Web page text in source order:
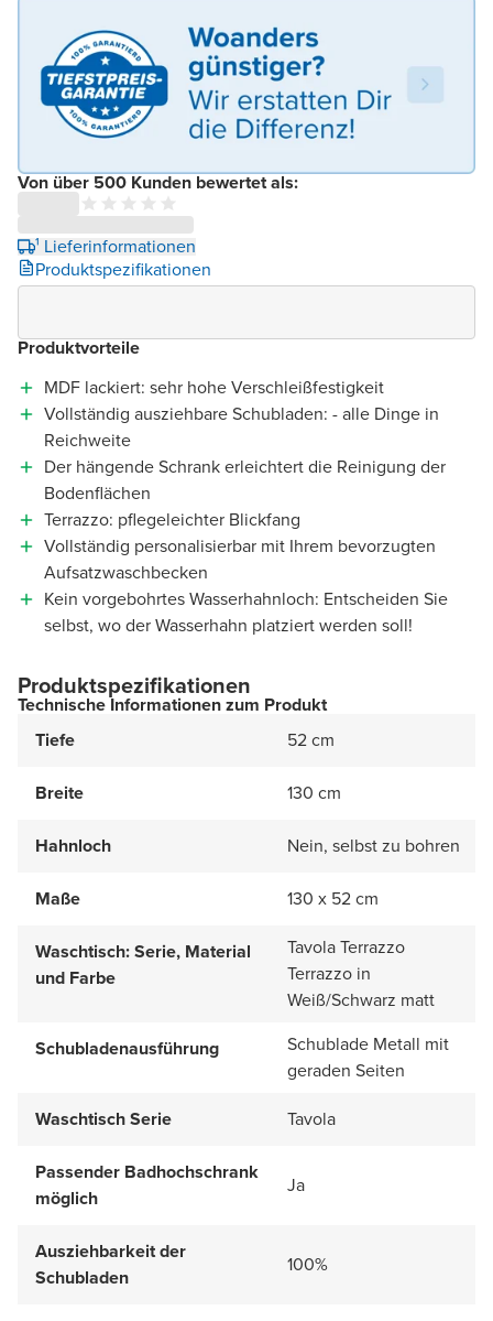
Von über 500 Kunden bewertet als:
¹ Lieferinformationen
Produktspezifikationen
Produktvorteile
MDF lackiert: sehr hohe Verschleißfestigkeit
Vollständig ausziehbare Schubladen: - alle Dinge in
Reichweite
Der hängende Schrank erleichtert die Reinigung der
Bodenflächen
Terrazzo: pflegeleichter Blickfang
Vollständig personalisierbar mit Ihrem bevorzugten
Aufsatzwaschbecken
Kein vorgebohrtes Wasserhahnloch: Entscheiden Sie
selbst, wo der Wasserhahn platziert werden soll!
Produktspezifikationen
Technische Informationen zum Produkt
Tiefe
52 cm
Breite 130 cm
Hahnloch Nein, selbst zu bohren
Maße 130 x 52 cm
Waschtisch: Serie, Material
und Farbe
Tavola Terrazzo
Terrazzo in
Weiß/Schwarz matt
Schubladenausführung
Schublade Metall mit
geraden Seiten
Waschtisch Serie
Tavola
Passender Badhochschrank
möglich
Ja
Ausziehbarkeit der
Schubladen
100%